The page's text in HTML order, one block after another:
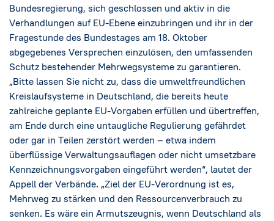
Bundesregierung, sich geschlossen und aktiv in die
Verhandlungen auf EU-Ebene einzubringen und ihr in der
Fragestunde des Bundestages am 18. Oktober
abgegebenes Versprechen einzulösen, den umfassenden
Schutz bestehender Mehrwegsysteme zu garantieren.
„Bitte lassen Sie nicht zu, dass die umweltfreundlichen
Kreislaufsysteme in Deutschland, die bereits heute
zahlreiche geplante EU-Vorgaben erfüllen und übertreffen,
am Ende durch eine untaugliche Regulierung gefährdet
oder gar in Teilen zerstört werden – etwa indem
überflüssige Verwaltungsauflagen oder nicht umsetzbare
Kennzeichnungsvorgaben eingeführt werden“, lautet der
Appell der Verbände. „Ziel der EU-Verordnung ist es,
Mehrweg zu stärken und den Ressourcenverbrauch zu
senken. Es wäre ein Armutszeugnis, wenn Deutschland als